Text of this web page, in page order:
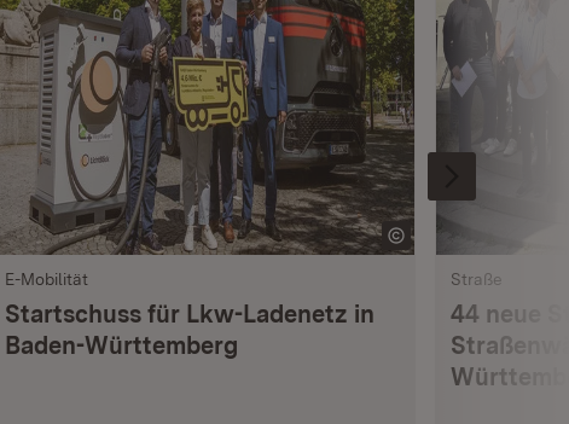
E-Mobilität
Startschuss für Lkw-Ladenetz in
Baden-Württemberg
Straße
44 neue